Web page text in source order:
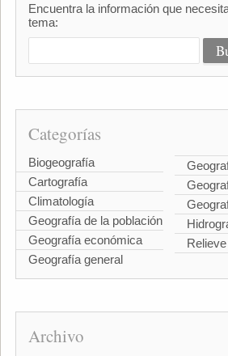
Encuentra la información que
tema:
Categorías
Biogeografía
Cartografía
Climatología
Geografía de la población
Geografía económica
Geografía general
Relieve
Archivo